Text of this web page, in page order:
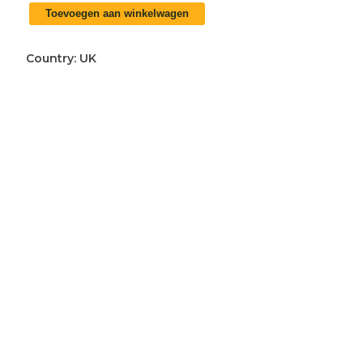
Engels
WO2
blikje
Toevoegen aan winkelwagen
Country: UK